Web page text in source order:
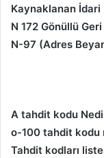
Kaynaklanan İdari
N 172 Gönüllü
N-97 (Adres
A tahdit kodu
o-100 tahdit kodu
Tahdit kodları